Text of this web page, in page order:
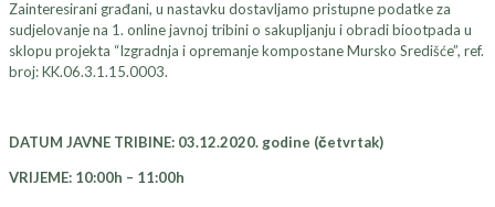
Zainteresirani građani, u nastavku dostavljamo pristupne podatke za
sudjelovanje na 1. online javnoj tribini o sakupljanju i obradi biootpada u
sklopu projekta “Izgradnja i opremanje kompostane Mursko Središće”, ref.
broj: KK.06.3.1.15.0003.
DATUM JAVNE TRIBINE: 03.12.2020. godine (četvrtak)
VRIJEME: 10:00h – 11:00h